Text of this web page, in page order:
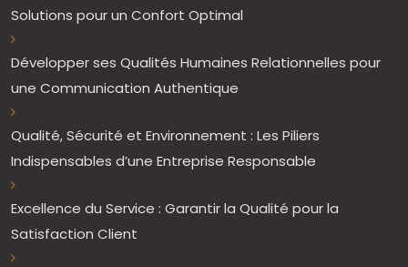
Solutions pour un Confort Optimal
Développer ses Qualités Humaines Relationnelles pour
une Communication Authentique
Qualité, Sécurité et Environnement : Les Piliers
Indispensables d’une Entreprise Responsable
Excellence du Service : Garantir la Qualité pour la
Satisfaction Client